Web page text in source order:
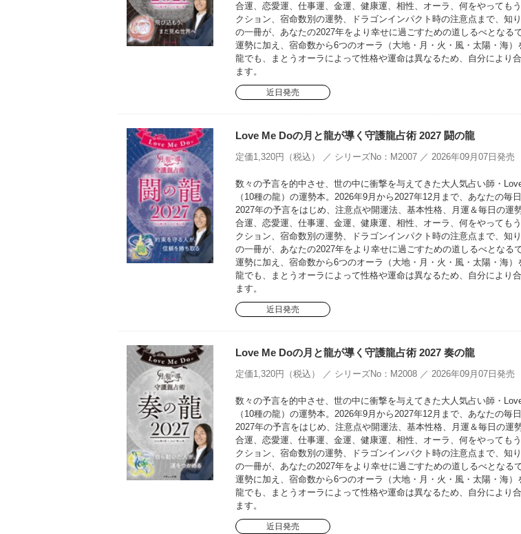
合運、恋愛運、仕事運、金運、健康運、相性、オーラ、何をやっても
クション、宿命数別の運勢、ドラゴンインパクト時の注意点まで、知
の一冊が、あなたの2027年をより幸せに過ごすための道しるべとなる
運勢に加え、宿命数から6つのオーラ（大地・月・火・風・太陽・海
龍でも、まとうオーラによって性格や運命は異なるため、自分により
ます。
近日発売
Love Me Doの月と龍が導く守護龍占術 2027 闘の龍
定価1,320円（税込） ／ シリーズNo：M2007 ／ 2026年09月07日発売
数々の予言を的中させ、世の中に衝撃を与えてきた大人気占い師・
（10種の龍）の運勢本。2026年9月から2027年12月まで、あなたの毎
2027年の予言をはじめ、注意点や開運法、基本性格、月運＆毎日の運
合運、恋愛運、仕事運、金運、健康運、相性、オーラ、何をやっても
クション、宿命数別の運勢、ドラゴンインパクト時の注意点まで、知
の一冊が、あなたの2027年をより幸せに過ごすための道しるべとなる
運勢に加え、宿命数から6つのオーラ（大地・月・火・風・太陽・海
龍でも、まとうオーラによって性格や運命は異なるため、自分により
ます。
近日発売
Love Me Doの月と龍が導く守護龍占術 2027 奏の龍
定価1,320円（税込） ／ シリーズNo：M2008 ／ 2026年09月07日発売
数々の予言を的中させ、世の中に衝撃を与えてきた大人気占い師・
（10種の龍）の運勢本。2026年9月から2027年12月まで、あなたの毎
2027年の予言をはじめ、注意点や開運法、基本性格、月運＆毎日の運
合運、恋愛運、仕事運、金運、健康運、相性、オーラ、何をやっても
クション、宿命数別の運勢、ドラゴンインパクト時の注意点まで、知
の一冊が、あなたの2027年をより幸せに過ごすための道しるべとなる
運勢に加え、宿命数から6つのオーラ（大地・月・火・風・太陽・海
龍でも、まとうオーラによって性格や運命は異なるため、自分により
ます。
近日発売